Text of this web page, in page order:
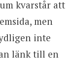
kvarstår att
men
inte
länk till en